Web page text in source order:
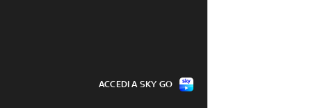
ACCEDI A SKY GO